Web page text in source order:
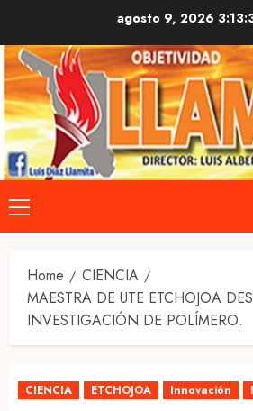
content
agosto 9, 2026
Primary
Menu
Home
CIENCIA
MAESTRA DE UTE ETCHOJOA
INVESTIGACIÓN DE POLÍMERO.
CIENCIA ETCHOJOA Innovación